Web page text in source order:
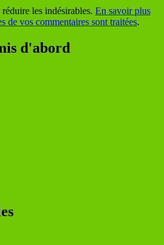
les indésirables. En savoir plus
de vos commentaires sont traitées.
d'abord